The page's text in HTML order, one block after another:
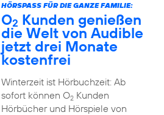
HÖRSPASS FÜR DIE GANZE FAMILIE:
O2 Kunden genießen
die Welt von Audible
jetzt drei Monate
kostenfrei
Winterzeit ist Hörbuchzeit: Ab
sofort können O2Kunden
Hörbücher und Hörspiele von